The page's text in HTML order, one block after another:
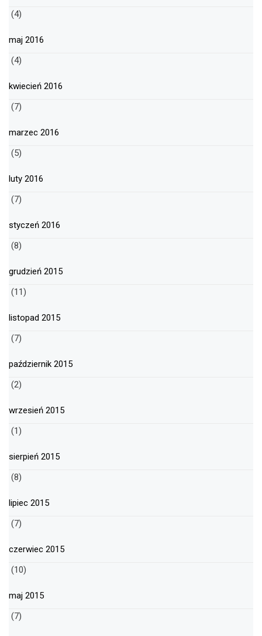
(4)
maj 2016
(4)
kwiecień 2016
(7)
marzec 2016
(5)
luty 2016
(7)
styczeń 2016
(8)
grudzień 2015
(11)
listopad 2015
(7)
październik 2015
(2)
wrzesień 2015
(1)
sierpień 2015
(8)
lipiec 2015
(7)
czerwiec 2015
(10)
maj 2015
(7)